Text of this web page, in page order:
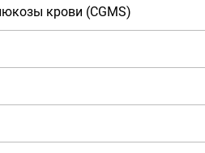
крови (CGMS)